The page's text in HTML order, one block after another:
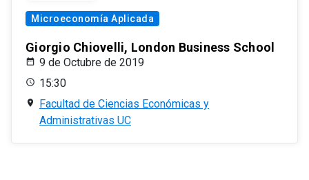
Microeconomía Aplicada
Giorgio Chiovelli, London Business School
9 de Octubre de 2019
15:30
Facultad de Ciencias Económicas y
Administrativas UC